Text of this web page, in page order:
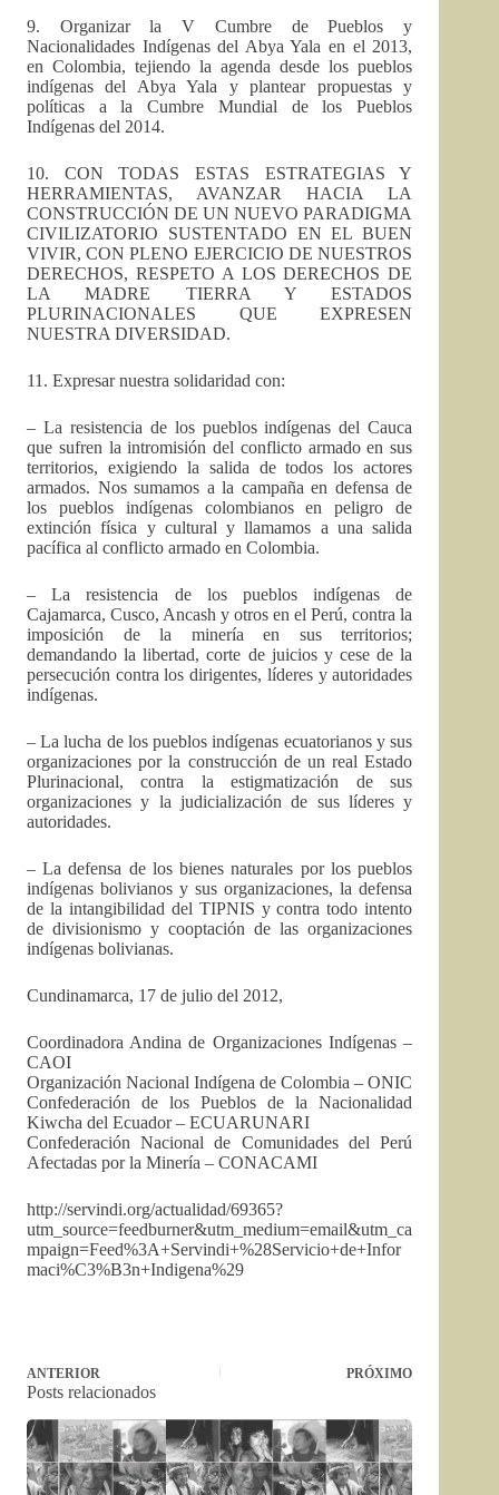
9. Organizar la V Cumbre de Pueblos y
Nacionalidades Indígenas del Abya Yala en el 2013,
en Colombia, tejiendo la agenda desde los pueblos
indígenas del Abya Yala y plantear propuestas y
políticas a la Cumbre Mundial de los Pueblos
Indígenas del 2014.
10. CON TODAS ESTAS ESTRATEGIAS Y
HERRAMIENTAS, AVANZAR HACIA LA
CONSTRUCCIÓN DE UN NUEVO PARADIGMA
CIVILIZATORIO SUSTENTADO EN EL BUEN
VIVIR, CON PLENO EJERCICIO DE NUESTROS
DERECHOS, RESPETO A LOS DERECHOS DE
LA MADRE TIERRA Y ESTADOS
PLURINACIONALES QUE EXPRESEN
NUESTRA DIVERSIDAD.
11. Expresar nuestra solidaridad con:
– La resistencia de los pueblos indígenas del Cauca
que sufren la intromisión del conflicto armado en sus
territorios, exigiendo la salida de todos los actores
armados. Nos sumamos a la campaña en defensa de
los pueblos indígenas colombianos en peligro de
extinción física y cultural y llamamos a una salida
pacífica al conflicto armado en Colombia.
– La resistencia de los pueblos indígenas de
Cajamarca, Cusco, Ancash y otros en el Perú, contra la
imposición de la minería en sus territorios;
demandando la libertad, corte de juicios y cese de la
persecución contra los dirigentes, líderes y autoridades
indígenas.
– La lucha de los pueblos indígenas ecuatorianos y sus
organizaciones por la construcción de un real Estado
Plurinacional, contra la estigmatización de sus
organizaciones y la judicialización de sus líderes y
autoridades.
– La defensa de los bienes naturales por los pueblos
indígenas bolivianos y sus organizaciones, la defensa
de la intangibilidad del TIPNIS y contra todo intento
de divisionismo y cooptación de las organizaciones
indígenas bolivianas.
Cundinamarca, 17 de julio del 2012,
Coordinadora Andina de Organizaciones Indígenas –
CAOI
Organización Nacional Indígena de Colombia – ONIC
Confederación de los Pueblos de la Nacionalidad
Kiwcha del Ecuador – ECUARUNARI
Confederación Nacional de Comunidades del Perú
Afectadas por la Minería – CONACAMI
http://servindi.org/actualidad/69365?
utm_source=feedburner&utm_medium=email&utm_ca
mpaign=Feed%3A+Servindi+%28Servicio+de+Infor
maci%C3%B3n+Indigena%29
ANTERIOR PRÓXIMO
Posts relacionados